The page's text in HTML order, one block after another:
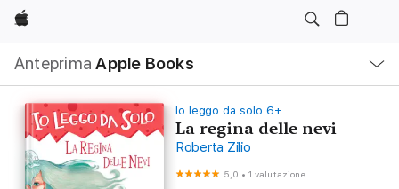
Apple
Anteprima Apple Books
locale
Apri
Menu
Io leggo da solo 6+
La regina delle nevi
Roberta Zilio
5,0 •1 valutazione